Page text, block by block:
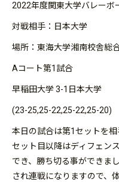
2022年度関東大学バレーボ
対戦相手：日本大学
場所：東海大学湘南校舎総
Aコート第1試合
早稲田大学 3-1日本大学
(23-25,25-22,25-22,25-20)
本日の試合は第1セットを
セット目以降はディフェン
でき、勝ち切る事ができま
され連戦になりますので、